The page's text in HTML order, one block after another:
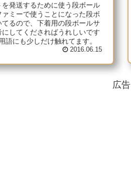
発送するために使う段ボール
ミーで使うことになった段ボ
るので、下着用の段ボールサ
してくださればうれしいです
語にも少しだけ触れてます。
2016.06.15
広告